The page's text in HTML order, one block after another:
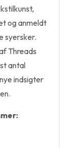
og anmeldt
syersker.
Threads
antal
indsigter